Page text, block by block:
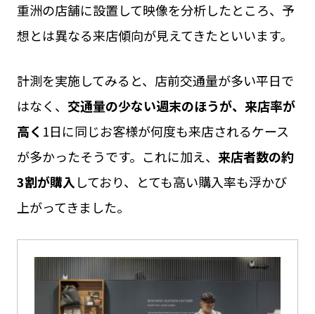
重洲の店舗に設置して映像を分析したところ、予
想とは異なる来店傾向が見えてきたといいます。
計測を実施してみると、店前交通量が多い平日で
はなく、 交通量の少ない週末のほうが、来店率が
高く 1日に同じお客様が何度も来店されるケース
が多かったそうです。これに加え、 来店者数の約
3割が購入 しており、とても高い購入率も浮かび
上がってきました。